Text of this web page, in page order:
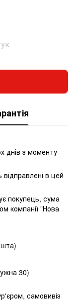
днів з моменту
в цей
покупець, сума
компанії "Нова
30)
самовивіз